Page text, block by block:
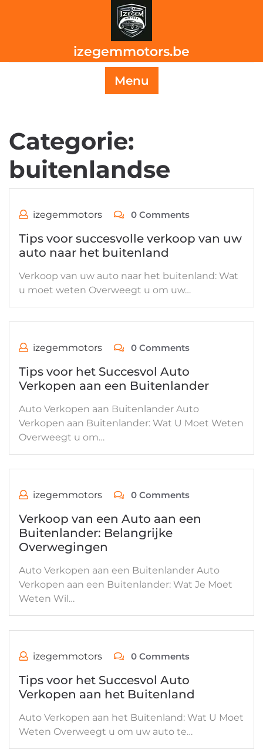
izegemmotors.be
Menu
Categorie:
buitenlandse
izegemmotors 0 Comments
Tips voor succesvolle verkoop van uw
auto naar het buitenland
Verkoop van uw auto naar het buitenland: Wat
u moet weten Overweegt u om uw…
izegemmotors 0 Comments
Tips voor het Succesvol Auto
Verkopen aan een Buitenlander
Auto Verkopen aan Buitenlander Auto
Verkopen aan Buitenlander: Wat U Moet Weten
Overweegt u om…
izegemmotors 0 Comments
Verkoop van een Auto aan een
Buitenlander: Belangrijke
Overwegingen
Auto Verkopen aan een Buitenlander Auto
Verkopen aan een Buitenlander: Wat Je Moet
Weten Wil…
izegemmotors 0 Comments
Tips voor het Succesvol Auto
Verkopen aan het Buitenland
Auto Verkopen aan het Buitenland: Wat U Moet
Weten Overweegt u om uw auto te…